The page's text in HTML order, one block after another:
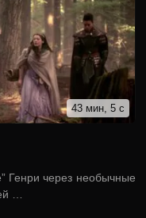
43 мин, 5 с
Генри через необычные
…